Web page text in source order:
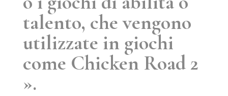
talento, che vengono
utilizzate in giochi
come Chicken Road 2
».